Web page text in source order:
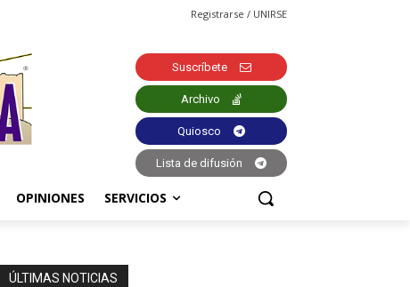
Registrarse / UNIRSE
Suscríbete
Archivo
Quiosco
Lista de difusión
OPINIONES SERVICIOS
ÚLTIMAS NOTICIAS